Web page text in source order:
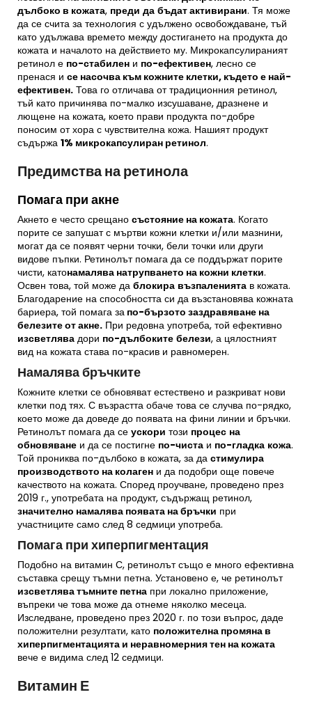
дълбоко в кожата, преди да бъдат активирани. Тя може
да се счита за технология с удължено освобождаване, тъй
като удължава времето между достигането на продукта до
кожата и началото на действието му. Микрокапсулираният
ретинол е по-стабилен и по-ефективен, лесно се
пренася и се насочва към кожните клетки, където е най-
ефективен. Това го отличава от традиционния ретинол,
тъй като причинява по-малко изсушаване, дразнене и
лющене на кожата, което прави продукта по-добре
поносим от хора с чувствителна кожа. Нашият продукт
съдържа 1% микрокапсулиран ретинол.
Предимства на ретинола
Помага при акне
Акнето е често срещано състояние на кожата. Когато
порите се запушат с мъртви кожни клетки и/или мазнини,
могат да се появят черни точки, бели точки или други
видове пъпки. Ретинолът помага да се поддържат порите
чисти, катонамалява натрупването на кожни клетки.
Освен това, той може да блокира възпаленията в кожата.
Благодарение на способността си да възстановява кожната
бариера, той помага за по-бързото заздравяване на
белезите от акне. При редовна употреба, той ефективно
изсветлява дори по-дълбоките белези, а цялостният
вид на кожата става по-красив и равномерен.
Намалява бръчките
Кожните клетки се обновяват естествено и разкриват нови
клетки под тях. С възрастта обаче това се случва по-рядко,
което може да доведе до появата на фини линии и бръчки.
Ретинолът помага да се ускори този процес на
обновяване и да се постигне по-чиста и по-гладка кожа.
Той прониква по-дълбоко в кожата, за да стимулира
производството на колаген и да подобри още повече
качеството на кожата. Според проучване, проведено през
2019 г., употребата на продукт, съдържащ ретинол,
значително намалява появата на бръчки при
участниците само след 8 седмици употреба.
Помага при хиперпигментация
Подобно на витамин С, ретинолът също е много ефективна
съставка срещу тъмни петна. Установено е, че ретинолът
изсветлява тъмните петна при локално приложение,
въпреки че това може да отнеме няколко месеца.
Изследване, проведено през 2020 г. по този въпрос, даде
положителни резултати, като положителна промяна в
хиперпигментацията и неравномерния тен на кожата
вече е видима след 12 седмици.
Витамин Е